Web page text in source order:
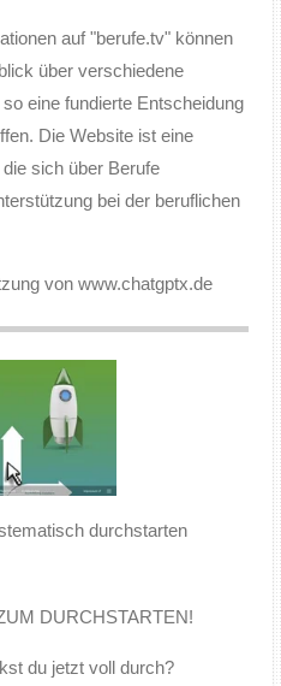
auf "berufe.tv" können
über verschiedene
eine fundierte Entscheidung
Die Website ist eine
sich über Berufe
bei der beruflichen
von www.chatgptx.de
durchstarten
DURCHSTARTEN!
du jetzt voll durch?